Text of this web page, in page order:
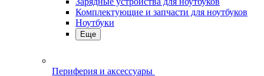
Комплектующие и запчасти для ноутбуков
Ноутбуки
Еще
Периферия и аксессуары